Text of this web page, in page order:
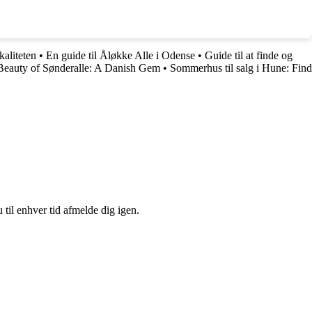
• En guide til Åløkke Alle i Odense • Guide til at finde og
of Sønderalle: A Danish Gem • Sommerhus til salg i Hune: Find
til enhver tid afmelde dig igen.